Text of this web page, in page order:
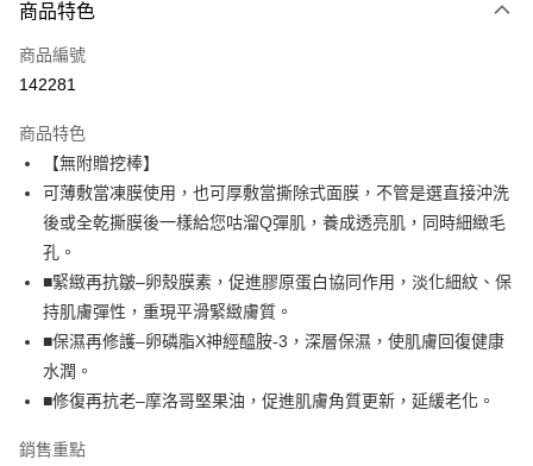
信用卡一次付款
超商取貨付款
Apple Pay
街口支付
悠遊付
Google Pay
全盈+PAY
大哥付你分期
相關說明
1.本服務由台灣大哥大提供，台灣大哥大用戶可立即使用無須另外申請。
AFTEE先享後付
商品特色
商品編號
142281
商品特色
【無附贈挖棒】
可薄敷當凍膜使用，也可厚敷當撕除式面膜，不管是選直接沖洗
後或全乾撕膜後一樣給您咕溜Q彈肌，養成透亮肌，同時細緻毛
孔。
■緊緻再抗皺–卵殼膜素，促進膠原蛋白協同作用，淡化細紋、保
持肌膚彈性，重現平滑緊緻膚質。
■保濕再修護–卵磷脂X神經醯胺-3，深層保濕，使肌膚回復健康
水潤。
■修復再抗老–摩洛哥堅果油，促進肌膚角質更新，延緩老化。
銷售重點